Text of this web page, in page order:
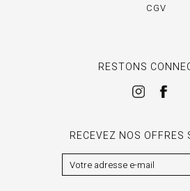
CGV
RESTONS
RECEVEZ NOS OFFRES